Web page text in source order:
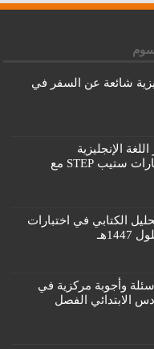
شائعة عن السفر في
الإنجليزية
واستخداماتها في اختبارات ستيب STEP مع
الكتابي في اختبارات
وأجوبة مركزية في
الابتدائي الفصل